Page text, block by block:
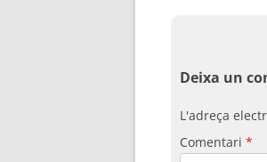
Deixa un
L'adreça
Comentari *